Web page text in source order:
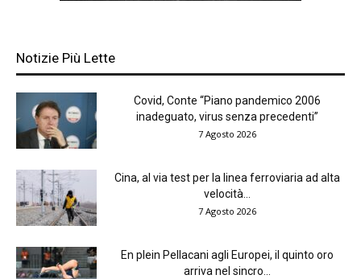
Notizie Più Lette
Covid, Conte “Piano pandemico 2006
inadeguato, virus senza precedenti”
7 Agosto 2026
Cina, al via test per la linea ferroviaria ad alta
velocità...
7 Agosto 2026
En plein Pellacani agli Europei, il quinto oro
arriva nel sincro...